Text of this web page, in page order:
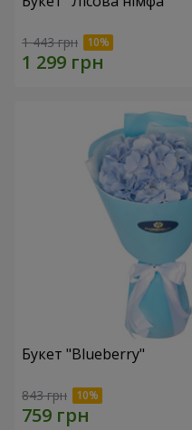
1 443 грн
Букет "Blueberry"
843 грн